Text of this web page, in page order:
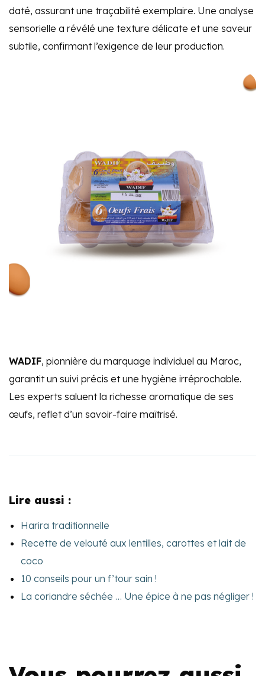
daté, assurant une traçabilité exemplaire. Une analyse
sensorielle a révélé une texture délicate et une saveur
subtile, confirmant l’exigence de leur production.
WADIF, pionnière du marquage individuel au Maroc,
garantit un suivi précis et une hygiène irréprochable.
Les experts saluent la richesse aromatique de ses
œufs, reflet d’un savoir-faire maîtrisé.
Lire aussi :
Harira traditionnelle
Recette de velouté aux lentilles, carottes et lait de
coco
10 conseils pour un f’tour sain !
La coriandre séchée … Une épice à ne pas négliger !